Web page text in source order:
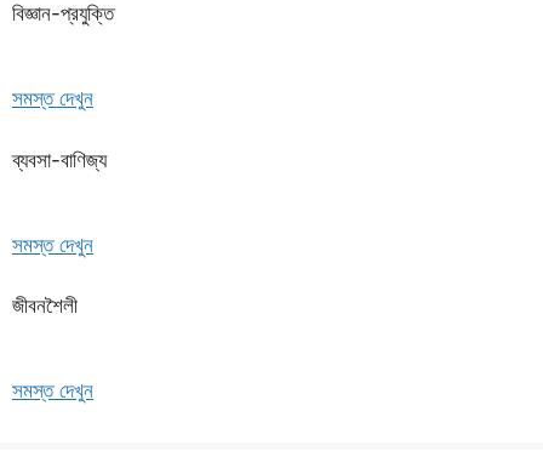
বিজ্ঞান-প্রযুক্তি
সমস্ত দেখুন
ব্যবসা-বাণিজ্য
সমস্ত দেখুন
জীবনশৈলী
সমস্ত দেখুন